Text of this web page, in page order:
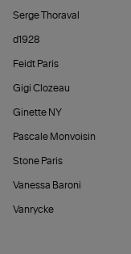
Serge Thoraval
d1928
Feidt Paris
Gigi Clozeau
Ginette NY
Pascale Monvoisin
Stone Paris
Vanessa Baroni
Vanrycke